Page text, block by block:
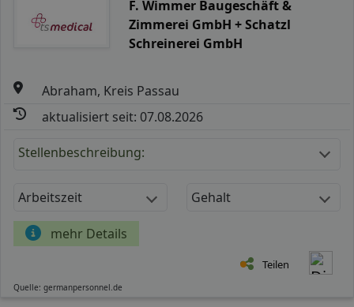
F. Wimmer Baugeschäft &
Zimmerei GmbH + Schatzl
Schreinerei GmbH
Abraham, Kreis Passau
aktualisiert seit: 07.08.2026
Stellenbeschreibung:
Arbeitszeit Gehalt
mehr Details
Teilen
Quelle: germanpersonnel.de